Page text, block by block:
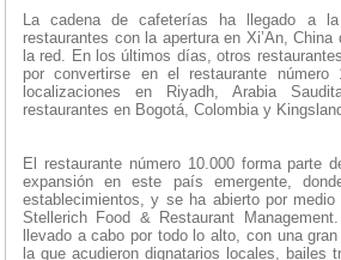
La cadena de cafeterías ha llegado a
restaurantes con la apertura en Xi’An,
la red. En los últimos días, otros
por convertirse en el restaurante número
localizaciones en Riyadh, Arabia
restaurantes en Bogotá, Colombia y
El restaurante número 10.000 forma parte
expansión en este país emergente,
establecimientos, y se ha abierto por
Stellerich Food & Restaurant
llevado a cabo por todo lo alto, con una
la que acudieron dignatarios locales, bailes